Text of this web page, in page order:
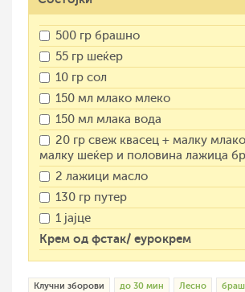
500 гр брашно
55 гр шеќер
10 гр сол
150 мл млако млеко
150 мл млака вода
20 гр свеж квасец + малку
малку шеќер и половина лажица
2 лажици масло
130 гр путер
1 јајце
Крем од фстак/ еурокрем
Клучни зборови до 30 мин Лесно